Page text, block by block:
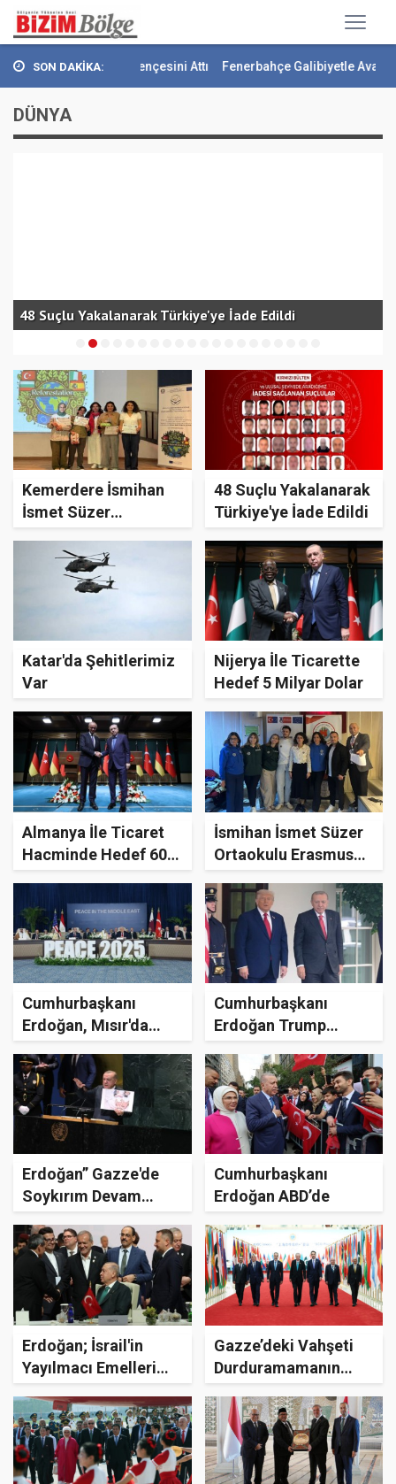
SON DAKİKA:
Kara Kartal Pençesini Attı Fenerbahçe Galibiyetle Avantajı
DÜNYA
48 Suçlu Yakalanarak Türkiye'ye İade Edildi
Kemerdere İsmihan
İsmet Süzer
Ortaokulu’ndan
Avrupa Çıkartması
48 Suçlu Yakalanarak
Türkiye'ye İade Edildi
Katar'da Şehitlerimiz
Var
Nijerya İle Ticarette
Hedef 5 Milyar Dolar
Almanya İle Ticaret
Hacminde Hedef 60
Milyar Dolar
İsmihan İsmet Süzer
Ortaokulu Erasmus
Öğrencilerini Ağırladı
Cumhurbaşkanı
Erdoğan, Mısır'da
Cumhurbaşkanı
Erdoğan Trump
Gerçekleşti
Erdoğan” Gazze'de
Soykırım Devam
Cumhurbaşkanı
Erdoğan ABD’de
Erdoğan; İsrail'in
Yayılmacı Emelleri
Boşa Çıkacak
Gazze’deki Vahşeti
Durduramamanın
İzahı Yok